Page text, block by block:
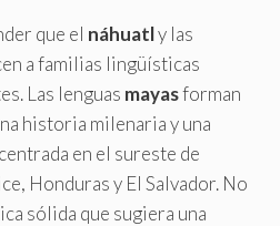
que el náhuatly las
a familias lingüísticas
Las lenguas mayasforman
historia milenaria y una
en el sureste de
Honduras y El Salvador. No
sólida que sugiera una